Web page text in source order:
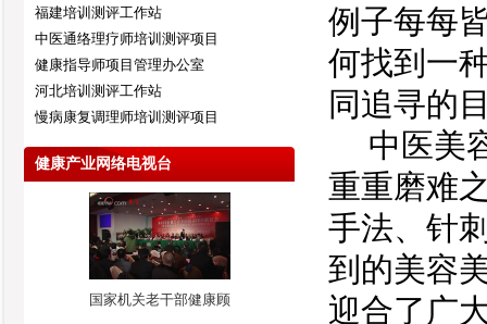
福建培训测评工作站
中医通络理疗师培训测评项目
健康指导师项目管理办公室
河北培训测评工作站
慢病康复调理师培训测评项目
健康产业网络电视台
国家机关老干部健康顾
例子每每
何找到一
同追寻的
中医美
重重磨难
手法、针
到的美容
迎合了广